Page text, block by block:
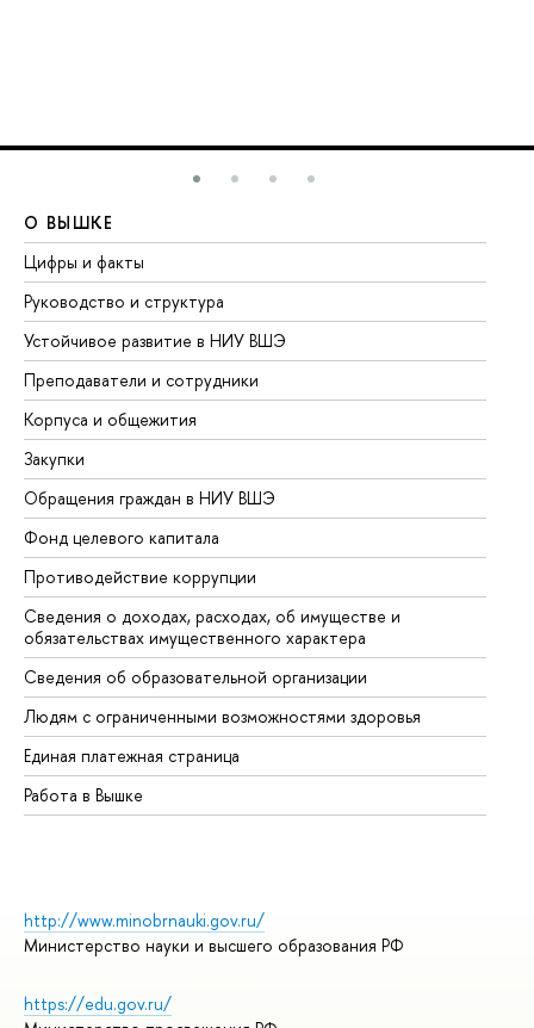
О ВЫШКЕ
Цифры и факты
Руководство и структура
Устойчивое развитие в НИУ ВШЭ
Преподаватели и сотрудники
Корпуса и общежития
Закупки
Обращения граждан в НИУ ВШЭ
Фонд целевого капитала
Противодействие коррупции
Сведения о доходах, расходах, об имуществе и
обязательствах имущественного характера
Сведения об образовательной организации
Людям с ограниченными возможностями здоровья
Единая платежная страница
Работа в Вышке
http://www.minobrnauki.gov.ru/
Министерство науки и высшего образования РФ
https://edu.gov.ru/